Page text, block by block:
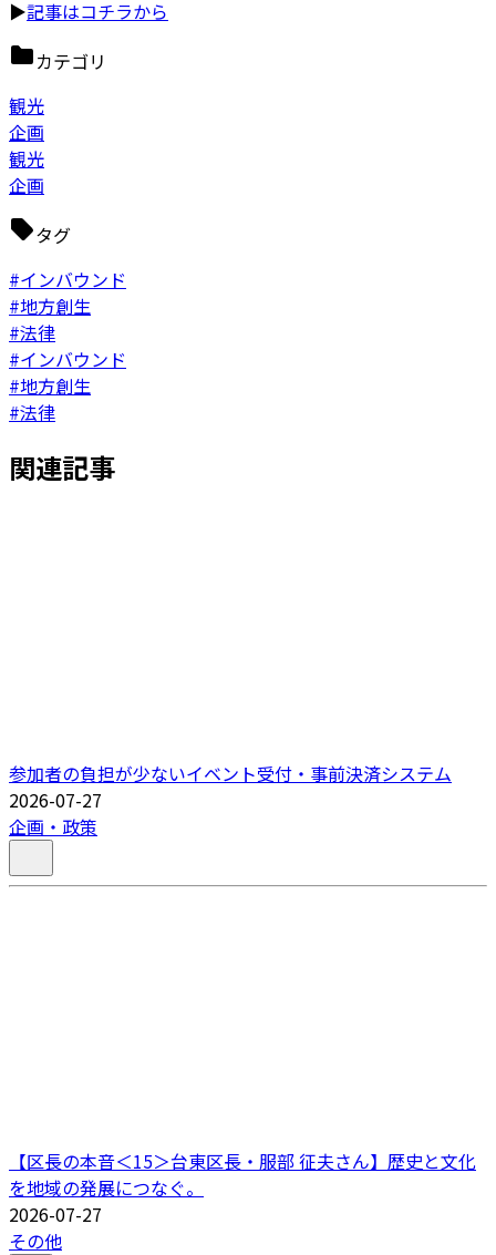
▶記事はコチラから
カテゴリ
観光
企画
観光
企画
タグ
#インバウンド
#地方創生
#法律
#インバウンド
#地方創生
#法律
関連記事
参加者の負担が少ないイベント受付・事前決済システム
2026-07-27
企画・政策
【区長の本音＜15＞台東区長・服部 征夫さん】歴史と文化
を地域の発展につなぐ。
2026-07-27
その他